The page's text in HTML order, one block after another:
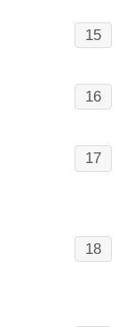
15
16
17
18